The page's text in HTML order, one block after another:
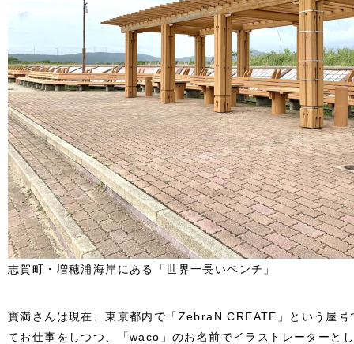
志賀町・増穂浦海岸にある「世界一長いベンチ」
寶満さんは現在、東京都内で「ZebraN CREATE」という屋
てお仕事をしつつ、「waco」のお名前でイラストレーターと